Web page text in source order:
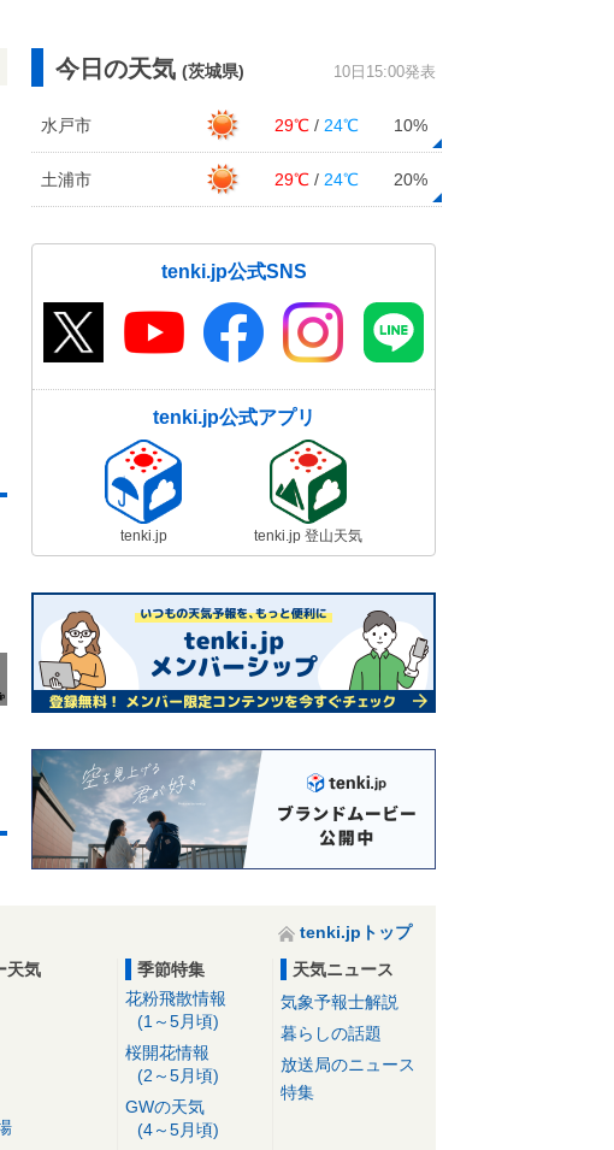
今日の天気 (茨城県) 10日15:00発表
水戸市 29℃ / 24℃ 10%
土浦市 29℃ / 24℃ 20%
tenki.jp公式SNS
tenki.jp公式アプリ
tenki.jp tenki.jp 登山天気
tenki.jpトップ
天気
季節特集
花粉飛散情報
(1～5月頃)
桜開花情報
(2～5月頃)
GWの天気
(4～5月頃)
天気ニュース
気象予報士解説
暮らしの話題
放送局のニュース
特集